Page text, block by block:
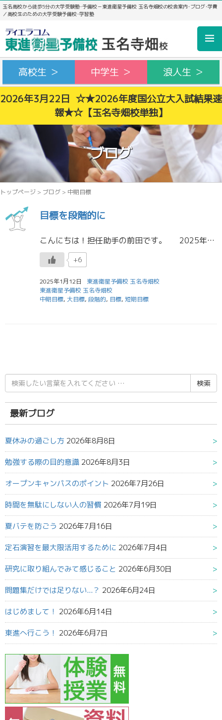
玉名高校から徒歩5分の大学受験塾･予備校－東進衛星予備校 玉名寺畑校の校舎案内･ブログ･学費
／高校生のための大学受験予備校･学習塾
高校生 ＞ 中学生 ＞ 浪人生 ＞
2026年3月22日 ☆★2026年度国公立大入試結果速
報★☆【玉名寺畑校単独】
ブログ
トップページ > ブログ > 中期目標
目標を段階的に
こんにちは！担任助手の前田です。 2025年が始まったと思えば、もうすでに10日以上が過ぎていますね。 共通テストまであと1週間です。時間が経つのはあっという間ですが、1日1日を有意義に過ごして本番を迎えましょう！ […]
+6
2025年1月12日
東進衛星予備校 玉名寺畑校
東進衛星予備校 玉名寺畑校
中期目標, 大目標, 段階的, 目標, 短期目標
検
索
結
果:
最新ブログ
夏休みの過ごし方 2026年8月8日
勉強する際の目的意識 2026年8月3日
オープンキャンパスのポイント 2026年7月26日
時間を無駄にしない人の習慣 2026年7月19日
夏バテを防ごう 2026年7月16日
定石演習を最大限活用するために 2026年7月4日
研究に取り組んでみて感じること 2026年6月30日
問題集だけでは足りない...？ 2026年6月24日
はじめまして！ 2026年6月14日
東進へ行こう！ 2026年6月7日